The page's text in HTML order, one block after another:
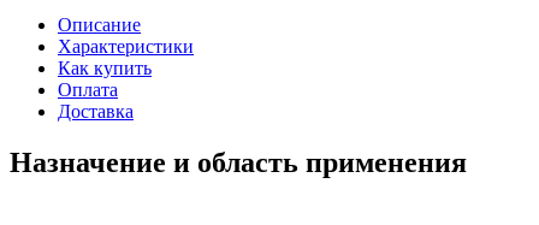
Описание
Характеристики
Как купить
Оплата
Доставка
Назначение и область применения